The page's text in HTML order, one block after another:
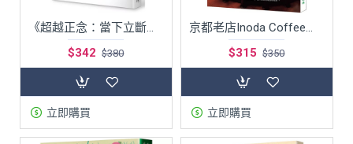
《超越正念：當下立斷的覺知練習》
$342 $380
立即購買
京都老店Inoda Coffee咖啡好喝的秘密
$315 $350
立即購買